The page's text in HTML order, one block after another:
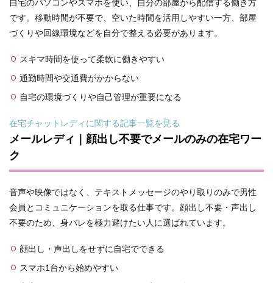
自宅のパソコンやスマホを使い、自分の部屋から配信する働き方
です。移動時間が不要で、空いた時間を活用しやすい一方、部屋
づくりや回線環境などを自分で整える必要があります。
スキマ時間を使って柔軟に働きやすい
通勤時間や交通費がかからない
自宅の環境づくりや自己管理が重要になる
在宅チャットレディに関する記事一覧を見る
メールレディ｜顔出し不要でメールのみの在宅ワー
ク
音声や映像ではなく、テキストメッセージのやり取りのみで男性
会員とコミュニケーションを取る仕事です。顔出し不要・声出し
不要のため、身バレを極力避けたい人に選ばれています。
顔出し・声出しをせずに自宅でできる
スマホ1台から始めやすい